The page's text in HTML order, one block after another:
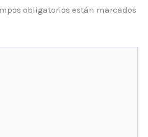
obligatorios están marcados